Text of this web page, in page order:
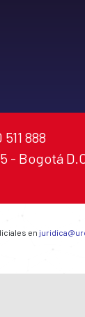
888
- Bogotá
en